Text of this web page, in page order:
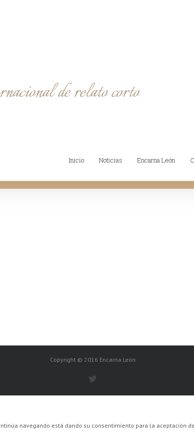
Inicio Noticias Encarna León
Copyright © 2016 Encarna León
navegando está dando su consentimiento para la aceptación